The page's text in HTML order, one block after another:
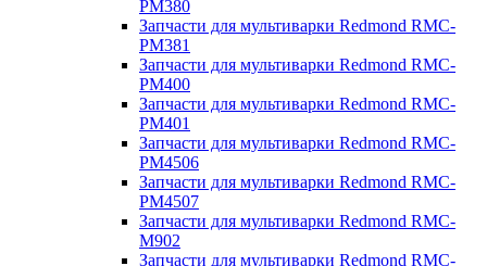
PM380
Запчасти для мультиварки Redmond RMC-
PM381
Запчасти для мультиварки Redmond RMC-
PM400
Запчасти для мультиварки Redmond RMC-
PM401
Запчасти для мультиварки Redmond RMC-
PM4506
Запчасти для мультиварки Redmond RMC-
PM4507
Запчасти для мультиварки Redmond RMC-
M902
Запчасти для мультиварки Redmond RMC-